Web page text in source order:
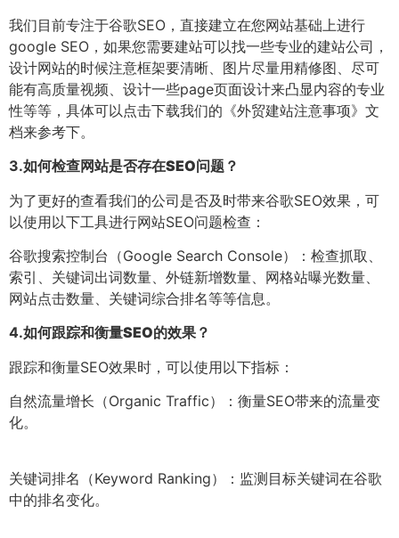
我们目前专注于谷歌SEO，直接建立在您网站基础上进行
google SEO，如果您需要建站可以找一些专业的建站公司，
设计网站的时候注意框架要清晰、图片尽量用精修图、尽可
能有高质量视频、设计一些page页面设计来凸显内容的专业
性等等，具体可以点击下载我们的《外贸建站注意事项》文
档来参考下。
3.如何检查网站是否存在SEO问题？
为了更好的查看我们的公司是否及时带来谷歌SEO效果，可
以使用以下工具进行网站SEO问题检查：
谷歌搜索控制台（Google Search Console）：检查抓取、
索引、关键词出词数量、外链新增数量、网格站曝光数量、
网站点击数量、关键词综合排名等等信息。
4.如何跟踪和衡量SEO的效果？
跟踪和衡量SEO效果时，可以使用以下指标：
自然流量增长（Organic Traffic）：衡量SEO带来的流量变
化。
关键词排名（Keyword Ranking）：监测目标关键词在谷歌
中的排名变化。